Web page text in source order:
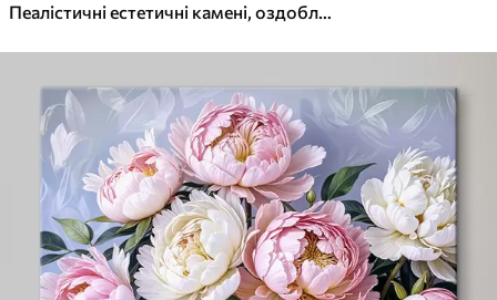
Пеалістичні естетичні камені, оздоблення будинку, природне освітлення